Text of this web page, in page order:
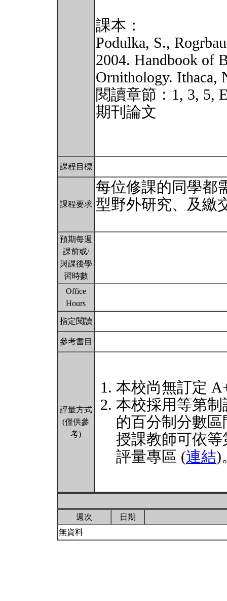
課本：
Podulka, S.,
2004. Handbook of
Ornithology. Ithaca,
閱讀章節：1, 3, 5,
期刊論文
課程目標
課程要求
每位修課的同學都
型野外研究、及繳
預期每週
課前或/
與課後學
習時數
Office
Hours
指定閱讀
參考書目
評量方式
(僅供參
考)
本校尚無訂定
本校採用等第
的百分制分數
授課教師可依
評量專區 (連結)
週次
日期
無資料